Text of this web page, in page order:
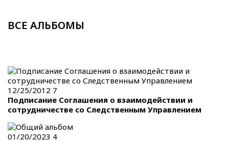
ВСЕ АЛЬБОМЫ
12/25/2012 7
Подписание Соглашения о взаимодействии и
сотрудничестве со Следственным Управлением
01/20/2023 4